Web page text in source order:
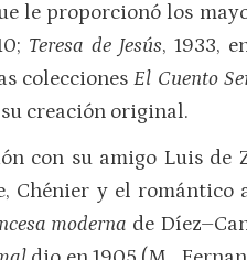
le proporcionó los
Teresa de Jesús, 1933,
coleccionesEl Cuento
creación original.
con su amigo Luis de
Chénier y el romántico
moderna de